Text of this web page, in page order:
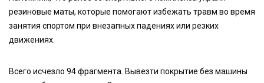
резиновые маты, которые помогают избежать травм во время
занятия спортом при внезапных падениях или резких
движениях.
Всего исчезло 94 фрагмента. Вывезти покрытие без машины